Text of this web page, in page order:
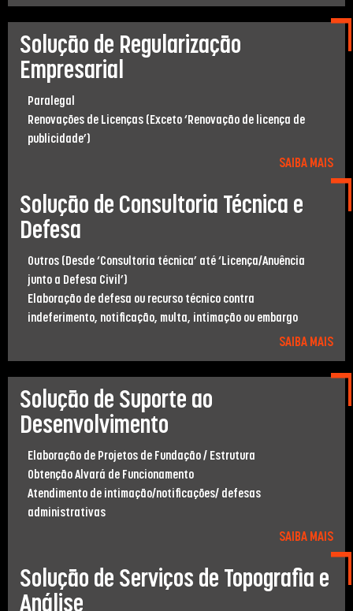
Solução de Regularização
Empresarial
Paralegal
Renovações de Licenças (Exceto ‘Renovação de licença de
publicidade’)
SAIBA MAIS
Solução de Consultoria Técnica e
Defesa
Outros (Desde ‘Consultoria técnica’ até ‘Licença/Anuência
junto a Defesa Civil’)
Elaboração de defesa ou recurso técnico contra
indeferimento, notiﬁcação, multa, intimação ou embargo
SAIBA MAIS
Solução de Suporte ao
Desenvolvimento
Elaboração de Projetos de Fundação / Estrutura
Obtenção Alvará de Funcionamento
Atendimento de intimação/notiﬁcações/ defesas
administrativas
SAIBA MAIS
Solução de Serviços de Topograﬁa e
Análise